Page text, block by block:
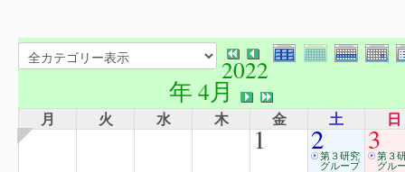
2022
年 4月
月 火 水 木 金 土 日
1 2第３研究
グループ
3第３
グル